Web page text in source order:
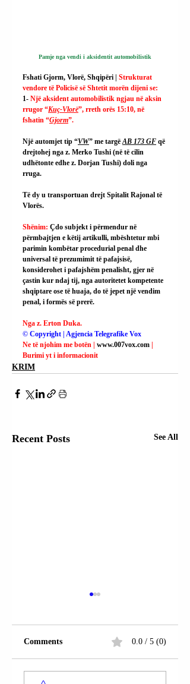
Pamje nga vendi i aksidentit automobilistik
Fshati Gjorm, Vlorë, Shqipëri | Strukturat
vendore të Policisë së Shtetit morën dijeni se:
1- Një aksident automobilistik ngjau në aksin
rrugor “Kuç-Vlorë”, rreth orës 15:10, në
fshatin “Gjorm”.
Një automjet tip “VW” me targë AB 173 GF që
drejtohej nga z. Merko Tushi (në të cilin
udhëtonte edhe z. Dorjan Tushi) doli nga
rruga.
Të dy u transportuan drejt Spitalit Rajonal të
Vlorës.
Shënim: Çdo subjekt i përmendur në
përmbajtjen e këtij artikulli, mbështetur mbi
parimin kombëtar procedurial penal dhe
universal të prezumimit të pafajsisë,
konsiderohet i pafajshëm penalisht, gjer në
çastin kur ndaj tij, nga autoritetet kompetente
shqiptare ose të huaja, do të jepet një vendim
penal, i formës së prerë.
Nga z. Erton Duka.
© Copyright | Agjencia Telegrafike Vox
Ne të njohim me botën | www.007vox.com
Burimi yt i informacionit
KRIM
Recent Posts See All
LAGJJA “24 MAJI”;
Comments 0.0 / 5 (0)